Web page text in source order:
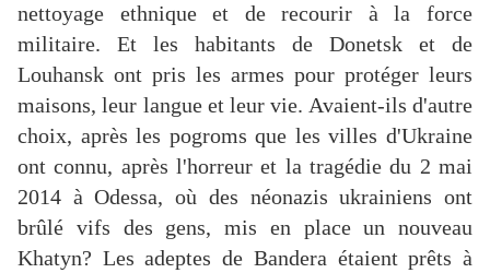
nettoyage ethnique et de recourir à la force
militaire. Et les habitants de Donetsk et de
Louhansk ont pris les armes pour protéger leurs
maisons, leur langue et leur vie. Avaient-ils d'autre
choix, après les pogroms que les villes d'Ukraine
ont connu, après l'horreur et la tragédie du 2 mai
2014 à Odessa, où des néonazis ukrainiens ont
brûlé vifs des gens, mis en place un nouveau
Khatyn? Les adeptes de Bandera étaient prêts à